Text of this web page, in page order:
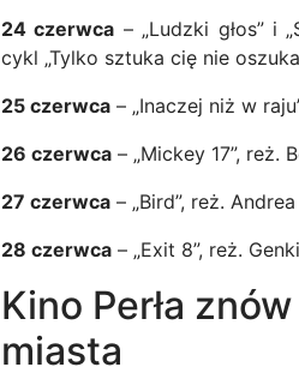
24 czerwca – „Ludzki głos” i
cykl „Tylko sztuka cię nie
25 czerwca – „Inaczej niż w
26 czerwca – „Mickey 17”, reż.
27 czerwca – „Bird”, reż.
28 czerwca – „Exit 8”, reż.
Kino Perła
miasta